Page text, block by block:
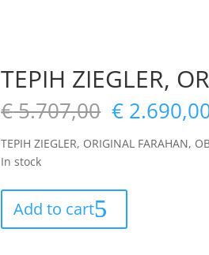
TEPIH ZIEGLER,
€5.707,00 €
TEPIH ZIEGLER, ORIGINAL FARAHAN,
In stock
Add to cart